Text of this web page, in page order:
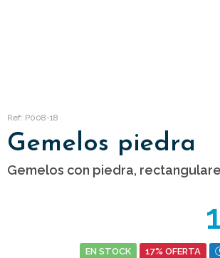
Ref: P008-18
Gemelos piedra
Gemelos con piedra,
EN STOCK 17% OFERTA